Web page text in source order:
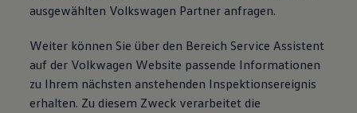
ausgewählten Volkswagen Partner anfragen.
Weiter können Sie über den Bereich Service Assistent
auf der Volkwagen Website passende Informationen
zu Ihrem nächsten anstehenden Inspektionsereignis
erhalten. Zu diesem Zweck verarbeitet die